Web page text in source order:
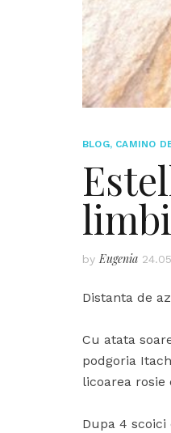
BLOG, CAMINO
by Eugenia
Distanta de
Cu atata
podgoria
licoarea rosie
Dupa 4